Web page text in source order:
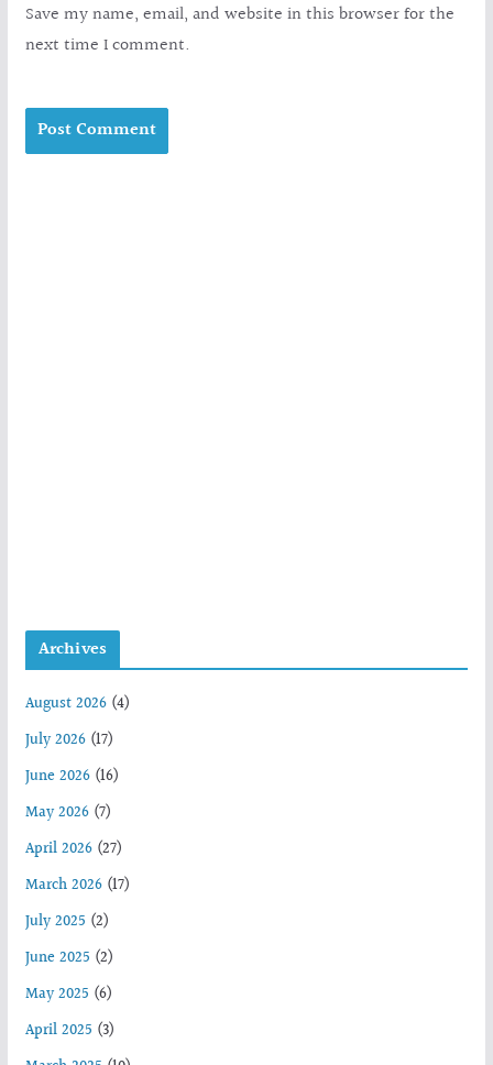
Save my name, email, and website in this browser for the
next time I comment.
Archives
August 2026(4)
July 2026(17)
June 2026(16)
May 2026(7)
April 2026(27)
March 2026(17)
July 2025 (2)
June 2025 (2)
May 2025 (6)
April 2025 (3)